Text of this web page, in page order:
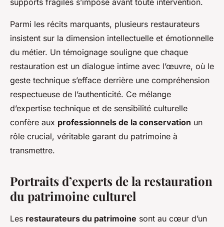
supports fragiles s’impose avant toute intervention.
Parmi les récits marquants, plusieurs restaurateurs
insistent sur la dimension intellectuelle et émotionnelle
du métier. Un témoignage souligne que chaque
restauration est un dialogue intime avec l’œuvre, où le
geste technique s’efface derrière une compréhension
respectueuse de l’authenticité. Ce mélange
d’expertise technique et de sensibilité culturelle
confère aux professionnels de la conservation un
rôle crucial, véritable garant du patrimoine à
transmettre.
Portraits d’experts de la restauration
du patrimoine culturel
Les restaurateurs du patrimoine sont au cœur d’un